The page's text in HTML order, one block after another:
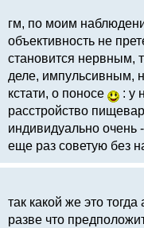
гм, по моим
объективность не
становится нервным,
деле, импульсивным,
кстати, о поносе
: у
расстройство
индивидуально очень
еще раз советую без
так какой же это
разве что